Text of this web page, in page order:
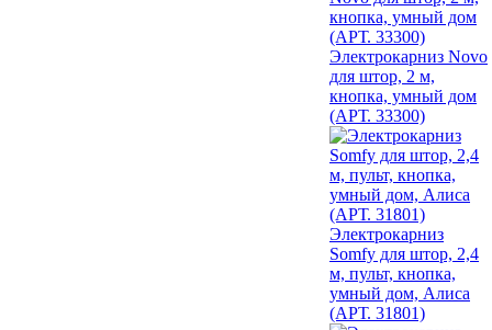
Электрокарниз Novo
для штор, 2 м,
кнопка, умный дом
(АРТ. 33300)
Электрокарниз
Somfy для штор, 2,4
м, пульт, кнопка,
умный дом, Алиса
(АРТ. 31801)